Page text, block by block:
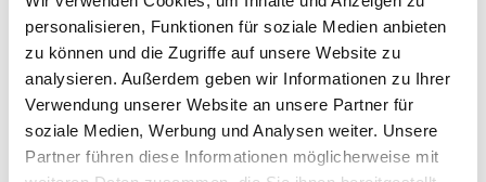
personalisieren, Funktionen für soziale Medien anbieten
zu können und die Zugriffe auf unsere Website zu
analysieren. Außerdem geben wir Informationen zu Ihrer
Verwendung unserer Website an unsere Partner für
soziale Medien, Werbung und Analysen weiter. Unsere
Partner führen diese Informationen möglicherweise mit